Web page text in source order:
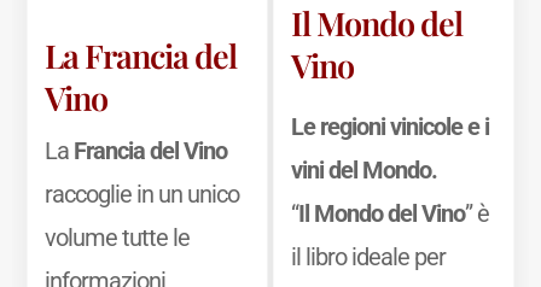
La Francia del
Vino
La Francia del Vino
raccoglie in un unico
volume tutte le
informazioni
Il Mondo del
Vino
Le regioni vinicole e i
vini del Mondo.
“Il Mondo del Vino” è
il libro ideale per